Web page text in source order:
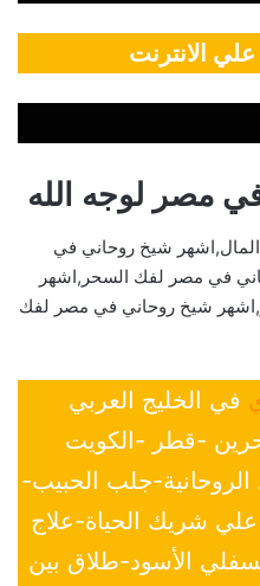
الانترنت
مصر لوجه الله
شيخ روحاني في
في مصر لفك السحر,اشهر
شيخ روحاني في مصر لفك
في الخليج العربي
-قطر -الكويت
جلب الحبيب-
شريك الحياة-علاج
الأسود-طلاق بين